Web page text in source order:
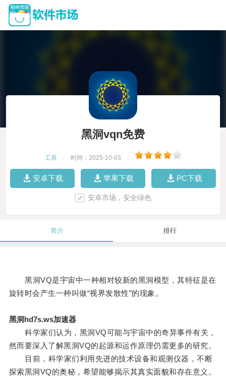
黑洞vqn免费
工具 时间：2025-10-03
安卓下载 苹果下载 PC下载
安卓市场，安全绿色
简介 排行
黑洞VQ是宇宙中一种相对较新的黑洞模型，其特征是在
旋转时会产生一种叫做“视界发散性”的现象。
黑洞hd7s.ws加速器
科学家们认为，黑洞VQ可能与宇宙中的奇异事件有关，
然而要深入了解黑洞VQ的起源和运作原理仍需更多的研究。
目前，科学家们利用先进的技术设备和观测仪器，不断
探索黑洞VQ的奥秘，希望能够揭示其真实面貌和存在意义。